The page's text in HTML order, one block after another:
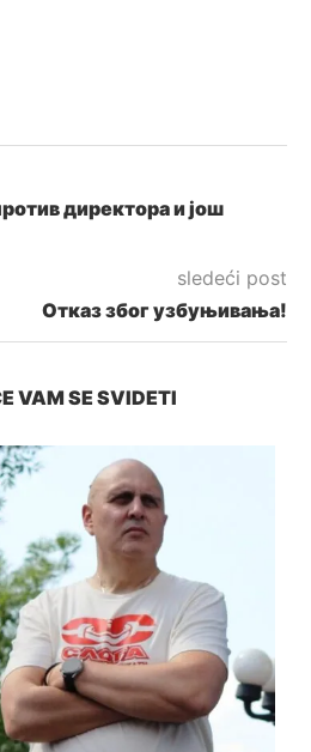
директора и још
sledeći post
Отказ због узбуњивања!
VAM SE SVIDETI